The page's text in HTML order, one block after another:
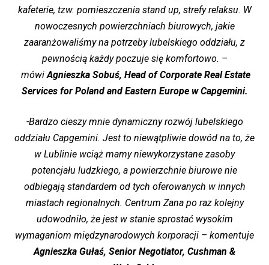
kafeterie, tzw. pomieszczenia stand up, strefy relaksu. W
nowoczesnych powierzchniach biurowych, jakie
zaaranżowaliśmy na potrzeby lubelskiego oddziału, z
pewnością każdy poczuje się komfortowo. –
mówi Agnieszka Sobuś, Head of Corporate Real Estate
Services for Poland and Eastern Europe w Capgemini.
-Bardzo cieszy mnie dynamiczny rozwój lubelskiego
oddziału Capgemini. Jest to niewątpliwie dowód na to, że
w Lublinie wciąż mamy niewykorzystane zasoby
potencjału ludzkiego, a powierzchnie biurowe nie
odbiegają standardem od tych oferowanych w innych
miastach regionalnych. Centrum Zana po raz kolejny
udowodniło, że jest w stanie sprostać wysokim
wymaganiom międzynarodowych korporacji – komentuje
Agnieszka Gułaś, Senior Negotiator, Cushman &